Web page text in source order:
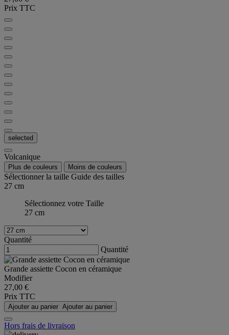
Prix TTC
selected
Volcanique
Plus de couleurs Moins de couleurs
Sélectionner la taille Guide des tailles
27 cm
Sélectionnez votre Taille
27 cm
Quantité
Quantité
Grande assiette Cocon en céramique
Modifier
27,00 €
Prix TTC
Ajouter au panier Ajouter au panier
Hors frais de livraison